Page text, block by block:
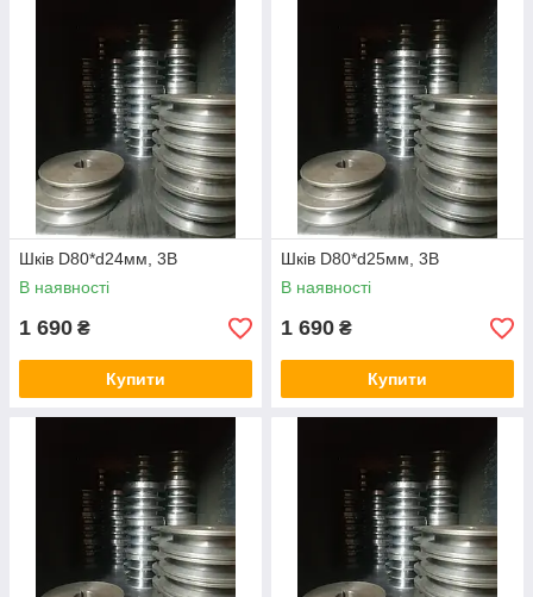
Шків D80*d24мм, 3B
В наявності
1 690 ₴
Купити
Шків D80*d25мм, 3B
В наявності
1 690 ₴
Купити